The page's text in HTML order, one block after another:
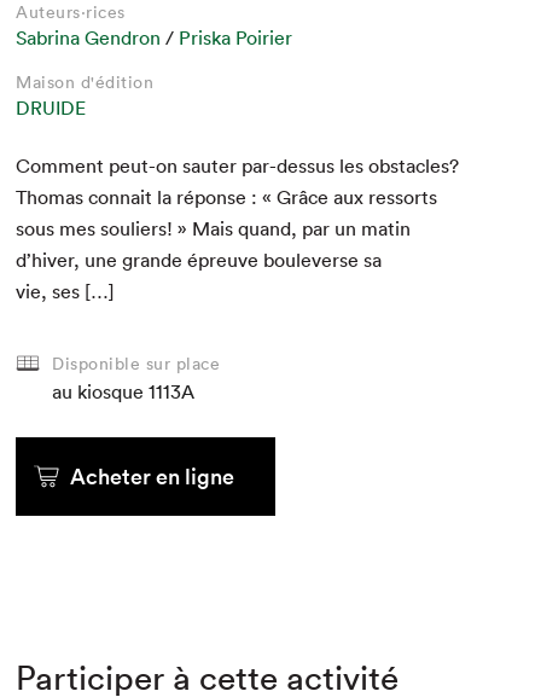
Auteurs·rices
Sabrina Gendron / Priska Poirier
Maison d'édition
DRUIDE
Com­ment peut-on sauter par-dessus les obsta­cles?
Thomas con­nait la réponse : « Grâce aux ressorts
sous mes souliers! » Mais quand, par un matin
d’hiver, une grande épreuve boule­verse sa
vie, ses […]
Disponible sur place
au kiosque 1113A
Acheter en ligne
Participer à cette activité